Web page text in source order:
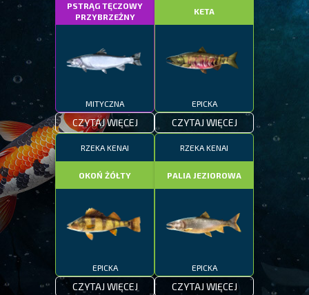
PSTRĄG TĘCZOWY
PRZYBRZEŻNY
MITYCZNA
CZYTAJ WIĘCEJ
KETA
EPICKA
CZYTAJ WIĘCEJ
RZEKA KENAI
OKOŃ ŻÓŁTY
EPICKA
CZYTAJ WIĘCEJ
RZEKA KENAI
PALIA JEZIOROWA
EPICKA
CZYTAJ WIĘCEJ